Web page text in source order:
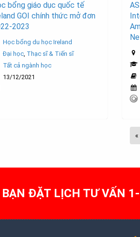
bổng giáo dục quốc tế
GOI chính thức mở đơn
2023
Học bổng du học Ireland
Đại học, Thạc sĩ & Tiến sĩ
Tất cả ngành học
13/12/2021
«
ĐẶT LỊCH TƯ VẤN